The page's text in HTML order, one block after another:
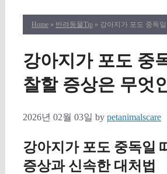
Home » 반려동물Tip » 강아지가 포도 중독일 때
강아지가 포도 중
찰할 증상은 무엇
2026년 02월 03일 by petanimalscare
강아지가 포도 중독일
증상과 신속한 대처법